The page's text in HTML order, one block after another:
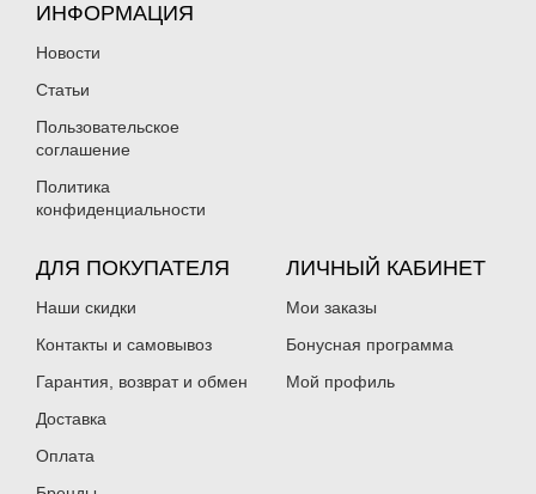
Блесна форелевая Akkoi Twist
YUM (3 г, безбородый крючок) цвет
160 ₽
Вес приманки:
160 ₽
ИНФОРМАЦИЯ
Новости
Статьи
Пользовательское
соглашение
Политика
конфиденциальности
ДЛЯ ПОКУПАТЕЛЯ
Наши скидки
Контакты и самовывоз
Гарантия, возврат и обмен
Доставка
Оплата
ЛИЧНЫЙ КАБИНЕТ
Мои заказы
Бонусная программа
Мой профиль